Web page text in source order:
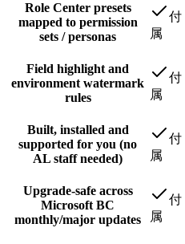
Role Center presets
mapped to permission
sets / personas
付
属
Field highlight and
environment watermark
rules
付
属
Built, installed and
supported for you (no
AL staff needed)
付
属
Upgrade-safe across
Microsoft BC
monthly/major updates
付
属